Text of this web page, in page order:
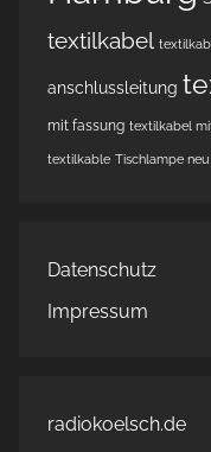
textilkabel
anschlussleitung
mit fassung textilkabel
textilkable Tischlampe
Datenschutz
Impressum
radiokoelsch.de